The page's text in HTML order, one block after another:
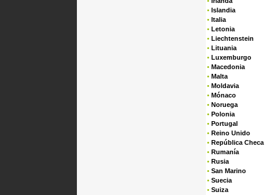
• Islandia
• Italia
• Letonia
• Liechtenstein
• Lituania
• Luxemburgo
• Macedonia
• Malta
• Moldavia
• Mónaco
• Noruega
• Polonia
• Portugal
• Reino Unido
• República Checa
• Rumanía
• Rusia
• San Marino
• Suecia
• Suiza